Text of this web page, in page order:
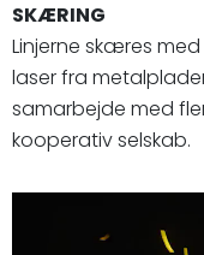
SKÆRING
Linjerne skæres
laser fra
samarbejde med
kooperativ selskab.